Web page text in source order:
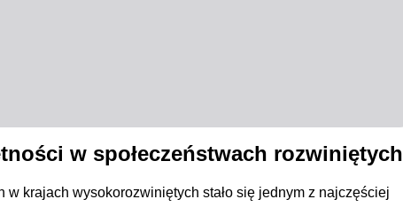
w społeczeństwach rozwiniętych
krajach wysokorozwiniętych stało się jednym z najczęściej